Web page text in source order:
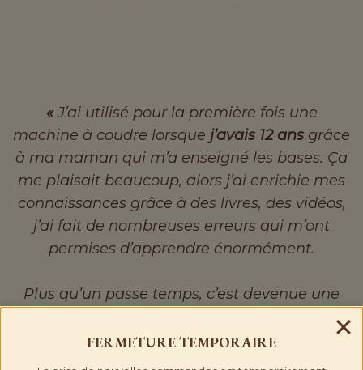
«J’ai utilisé pour la première fois une
machine à coudre lorsque j’avais 12 ans grâce
à ma maman qui m’a enseigné les bases. Ça
me plaisait beaucoup, alors j’ai enrichie mes
connaissances grâce à des livres, des vidéos,
j’ai fait de nombreuses erreurs qui m’ont
permises d’apprendre énormément.
Plus qu’un passe temps, c’est devenue une
l’hypersensible créative que je suis. Quelques
FERMETURETEMPORAIRE